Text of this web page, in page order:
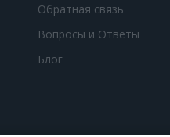
Обратная связь
Вопросы и Ответы
Блог